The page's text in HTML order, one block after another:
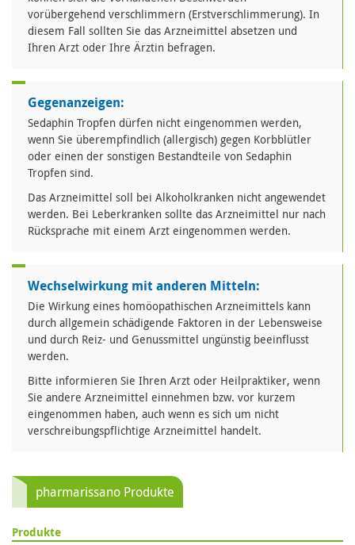
vorübergehend verschlimmern (Erstverschlimmerung). In
diesem Fall sollten Sie das Arzneimittel absetzen und
Ihren Arzt oder Ihre Ärztin befragen.
Gegenanzeigen:
Sedaphin Tropfen dürfen nicht eingenommen werden,
wenn Sie überempfindlich (allergisch) gegen Korbblütler
oder einen der sonstigen Bestandteile von Sedaphin
Tropfen sind.
Das Arzneimittel soll bei Alkoholkranken nicht angewendet
werden. Bei Leberkranken sollte das Arzneimittel nur nach
Rücksprache mit einem Arzt eingenommen werden.
Wechselwirkung mit anderen Mitteln:
Die Wirkung eines homöopathischen Arzneimittels kann
durch allgemein schädigende Faktoren in der Lebensweise
und durch Reiz- und Genussmittel ungünstig beeinflusst
werden.
Bitte informieren Sie Ihren Arzt oder Heilpraktiker, wenn
Sie andere Arzneimittel einnehmen bzw. vor kurzem
eingenommen haben, auch wenn es sich um nicht
verschreibungspflichtige Arzneimittel handelt.
pharmarissano Produkte
Produkte